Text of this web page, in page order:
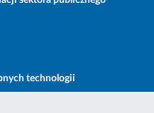
technologii